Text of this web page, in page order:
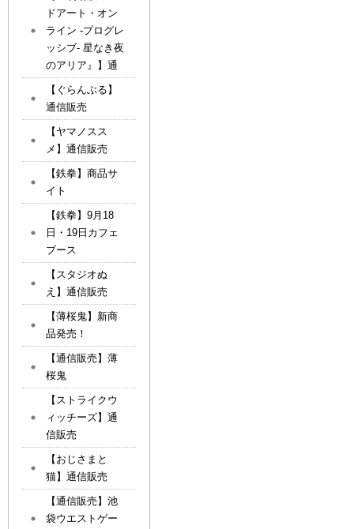
ドアート・オン
ライン -プログレ
ッシブ- 星なき夜
のアリア』】通
【ぐらんぶる】
通信販売
【ヤマノスス
メ】通信販売
【鉄拳】商品サ
イト
【鉄拳】9月18
日・19日カフェ
ブース
【スタジオぬ
え】通信販売
【薄桜鬼】新商
品発売！
【通信販売】薄
桜鬼
【ストライクウ
ィッチーズ】通
信販売
【おじさまと
猫】通信販売
【通信販売】池
袋ウエストゲー